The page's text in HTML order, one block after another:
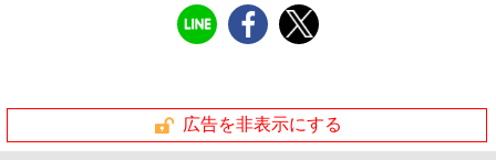
広告を非表示にする